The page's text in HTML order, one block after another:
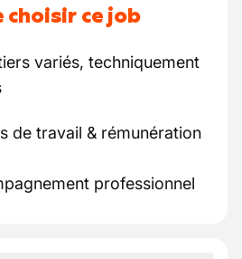
choisir ce job
variés, techniquement
de travail & rémunération
professionnel